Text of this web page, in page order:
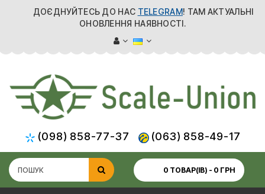
ДОЄДНУЙТЕСЬ ДО НАС TELEGRAM! ТАМ АКТУАЛЬНІ
ОНОВЛЕННЯ НАЯВНОСТІ.
(098) 858-77-37 (063) 858-49-17
0 ТОВАР(ІВ) - 0 ГРН